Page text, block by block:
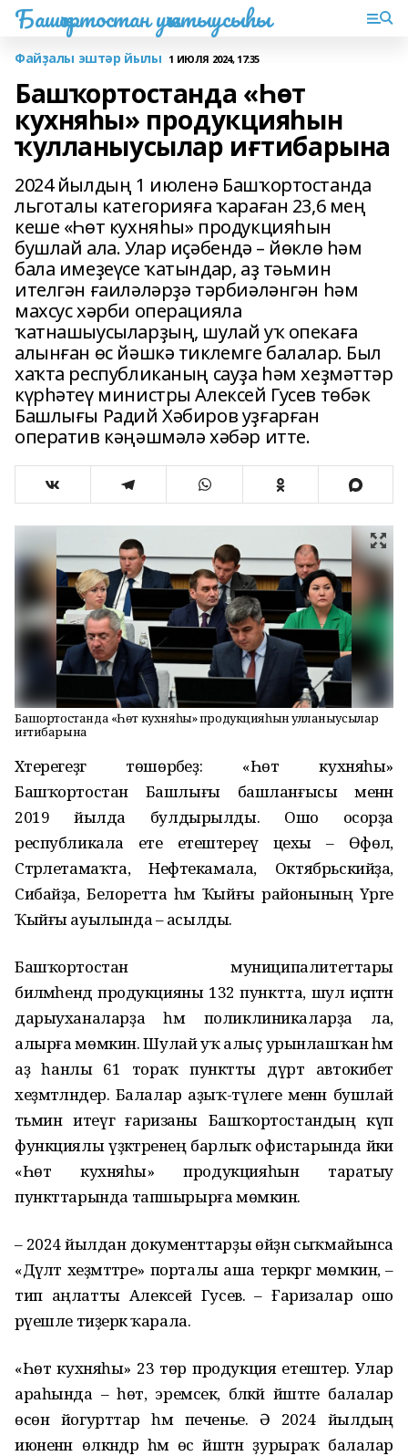
Башҡортостан уҡытыусыһы
Файҙалы эштәр йылы 1 ИЮЛЯ 2024, 17:35
Башҡортостанда «Һөт
кухняһы» продукцияһын
ҡулланыусылар иғтибарына
2024 йылдың 1 июленә Башҡортостанда
льготалы категорияға ҡараған 23,6 мең
кеше «Һөт кухняһы» продукцияһын
бушлай ала. Улар иҫәбендә – йөклө һәм
бала имеҙеүсе ҡатындар, аҙ тәьмин
ителгән ғаиләләрҙә тәрбиәләнгән һәм
махсус хәрби операцияла
ҡатнашыусыларҙың, шулай уҡ опекаға
алынған өс йәшкә тиклемге балалар. Был
хаҡта республиканың сауҙа һәм хеҙмәттәр
күрһәтеү министры Алексей Гусев төбәк
Башлығы Радий Хәбиров уҙғарған
оператив кәңәшмәлә хәбәр итте.
Башҡортостанда «Һөт кухняһы» продукцияһын ҡулланыусылар
иғтибарына
Хәтерегеҙгә төшөрәбеҙ: «Һөт кухняһы»
Башҡортостан Башлығы башланғысы менән
2019 йылда булдырылды. Ошо осорҙа
республикала ете етештереү цехы – Өфөлә,
Стәрлетамаҡта, Нефтекамала, Октябрьскийҙа,
Сибайҙа, Белоретта һәм Ҡыйғы районының Үрге
Ҡыйғы ауылында – асылды.
Башҡортостан муниципалитеттары
биләмәһендә продукцияны 132 пунктта, шул иҫәптән
дарыуханаларҙа һәм поликлиникаларҙа ла,
алырға мөмкин. Шулай уҡ алыҫ урынлашҡан һәм
аҙ һанлы 61 тораҡ пунктты дүрт автокибет
хеҙмәтләндерә. Балалар аҙыҡ-түлеге менән бушлай
тәьмин итеүгә ғаризаны Башҡортостандың күп
функциялы үҙәктәренең барлыҡ офистарында йәки
«Һөт кухняһы» продукцияһын таратыу
пункттарында тапшырырға мөмкин.
– 2024 йылдан документтарҙы өйҙән сыҡмайынса
«Дәүләт хеҙмәттәре» порталы аша теркәргә мөмкин, –
тип аңлатты Алексей Гусев. – Ғаризалар ошо
рәүешле тиҙерәк ҡарала.
«Һөт кухняһы» 23 төр продукция етештерә. Улар
араһында – һөт, эремсек, бәләкәй йәштәге балалар
өсөн йогурттар һәм печенье. Ә 2024 йылдың
июненән өлкәндәр һәм өс йәштән ҙурыраҡ балалар